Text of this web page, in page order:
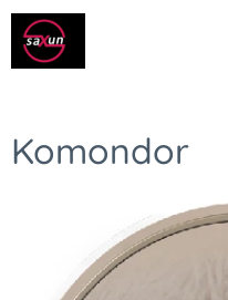
Komondor